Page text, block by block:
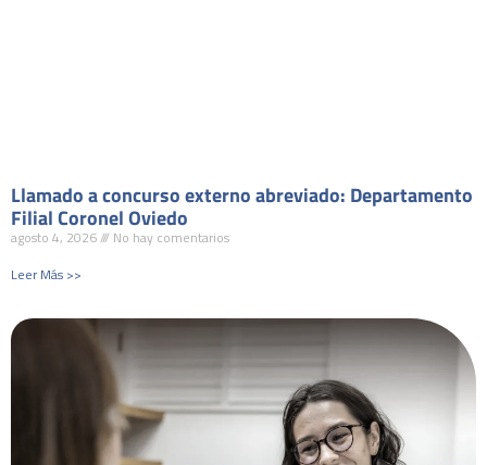
Llamado a concurso externo abreviado: Departamento
Filial Coronel Oviedo
agosto 4, 2026
No hay comentarios
Leer Más >>